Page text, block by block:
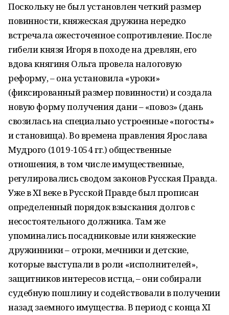
Поскольку не был установлен четкий размер
повинности, княжеская дружина нередко
встречала ожесточенное сопротивление. После
гибели князя Игоря в походе на древлян, его
вдова княгиня Ольга провела налоговую
реформу, – она установила «уроки»
(фиксированный размер повинности) и создала
новую форму получения дани – «повоз» (дань
свозилась на специально устроенные «погосты»
и становища). Во времена правления Ярослава
Мудрого (1019-1054 гг.) общественные
отношения, в том числе имущественные,
регулировались сводом законов Русская Правда.
Уже в ХI веке в Русской Правде был прописан
определенный порядок взыскания долгов с
несостоятельного должника. Там же
упоминались посадниковые или княжеские
дружинники – отроки, мечники и детские,
которые выступали в роли «исполнителей»,
защитников интересов истца, – они собирали
судебную пошлину и содействовали в получении
назад заемного имущества. В период с конца XI